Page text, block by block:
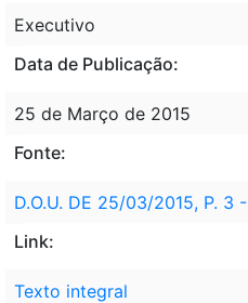
Executivo
Data de Publicação:
25 de Março de 2015
Fonte:
D.O.U. DE 25/03/2015, P. 3 -
Link:
Texto integral